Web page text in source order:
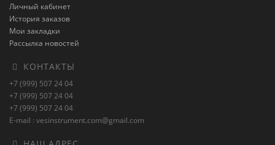
Личный кабинет
История заказов
Мои закладки
Рассылка новостей
КОНТАКТЫ
+7 (999) 507 24 04
+7 (999) 507 24 04
+7 (999) 507 24 04
E-mail : vesinstrument.com@gmail.com